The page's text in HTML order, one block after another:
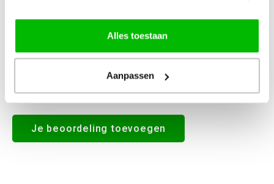
Alles toestaan
Aanpassen
Alle reviews
Je beoordeling toevoegen